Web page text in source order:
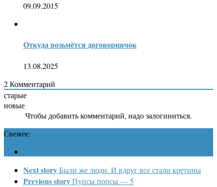
09.09.2015
Откуда возьмётся договорнячок
13.08.2025
2Комментарий
старые
новые
Чтобы добавить комментарий, надо залогиниться.
Свежее:
Next storyБыли же люди. И вдруг все стали кретины
Previous storyПупсы попсы — 5